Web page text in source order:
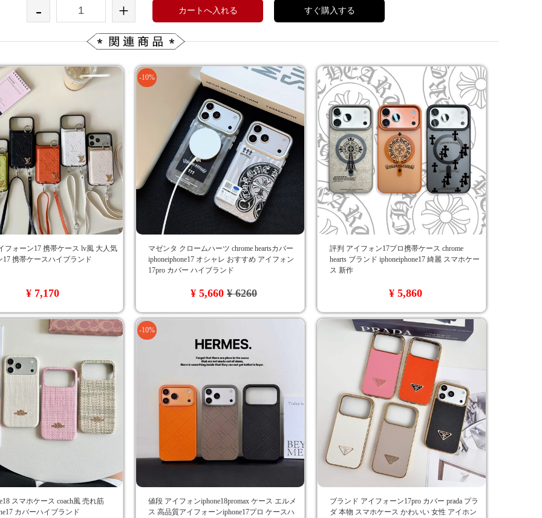
- + カートへ入れる すぐ購入する
フォーン17 携帯ケース lv風 大人気
17 携帯ケースハイブランド
¥ 7,170
-10%
マゼンタ クロームハーツ chrome heartsカバー
iphoneiphone17 オシャレ おすすめ アイフォン
17pro カバー ハイブランド
¥ 5,660¥ 6260
評判 アイフォン17プロ携帯ケース chrome
hearts ブランド iphoneiphone17 綺麗 スマホケー
ス 新作
¥ 5,860
スマホケース coach風 売れ筋
カバーハイブランド
-10%
値段 アイフォンiphone18promax ケース エルメ
ス 高品質アイフォーンiphone17プロ ケースハ
ブランド アイフォーン17pro カバー prada プラ
ダ 本物 スマホケース かわいい 女性 アイホン